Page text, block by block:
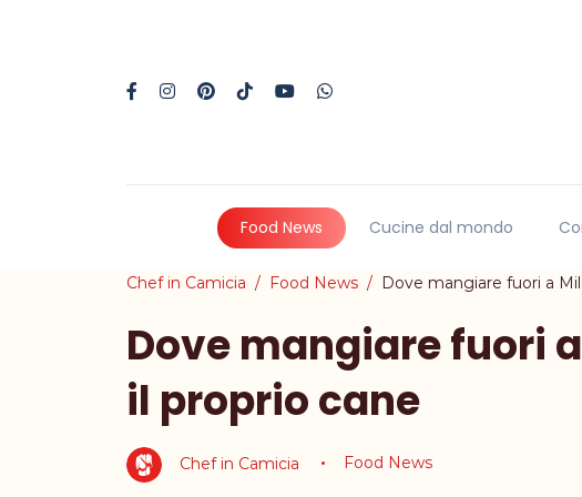
Food News Cucine dal mondo
Chef in Camicia Food News Dove mangiare fuori a
Dove mangiare fuori
il proprio cane
Chef in Camicia Food News